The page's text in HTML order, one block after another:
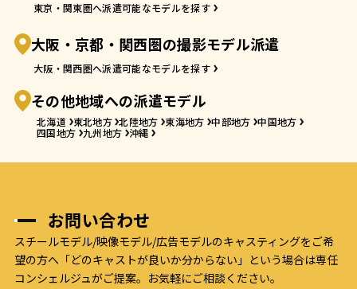
東京・関東圏へ派遣可能なモデルを探す
大阪・京都・関西圏の撮影モデル派遣
大阪・関西圏へ派遣可能なモデルを探す
その他地域への派遣モデル
北海道 東北地方 北陸地方 東海地方 中部地方 中国地方
四国地方 九州地方 沖縄
お問い合わせ
スチールモデル/映像モデル/広告モデルのキャスティングをご希
望の方へ「どのキャストが良いか分からない」という場合は専任
コンシェルジュがご提案。お気軽にご相談ください。